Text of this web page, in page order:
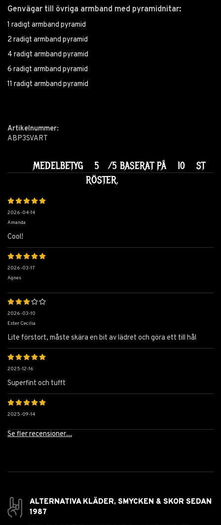
Genvägar till övriga armband med pyramidnitar:
1 radigt armband pyramid
2 radigt armband pyramid
4 radigt armband pyramid
6 radigt armband pyramid
11 radigt armband pyramid
Artikelnummer:
ABP3SVART
MEDELBETYG 5 /5 BASERAT PÅ 10
ST
RÖSTER.
2026-04-14
Amanda
Cool!
2026-03-17
Agnes
2026-03-10
Ester Cecilia
Lite förstort, måste skära en bit av lädret och göra ett till hål
2025-12-16
Superfint och tufft
2025-09-14
Se fler recensioner...
ALTERNATIVA KLÄDER, SMYCKEN & SKOR SEDAN
1987